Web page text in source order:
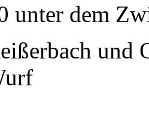
unter dem
und